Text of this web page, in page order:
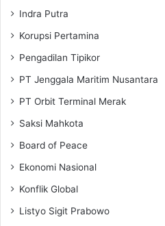
Indra Putra
Korupsi Pertamina
Pengadilan Tipikor
PT Jenggala Maritim Nusantara
PT Orbit Terminal Merak
Saksi Mahkota
Board of Peace
Ekonomi Nasional
Konflik Global
Listyo Sigit Prabowo